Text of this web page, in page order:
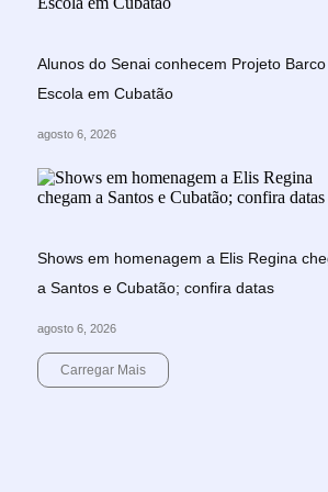
Alunos do Senai conhecem Projeto Barco
Escola em Cubatão
agosto 6, 2026
Shows em homenagem a Elis Regina
a Santos e Cubatão; confira datas
agosto 6, 2026
Carregar Mais